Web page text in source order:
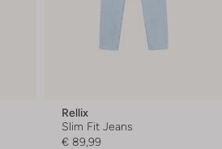
Rellix
Slim Fit Jeans
€ 89,99